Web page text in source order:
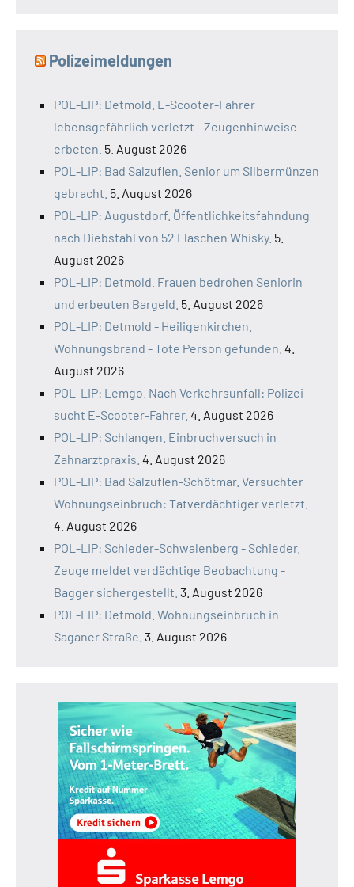
Polizeimeldungen
POL-LIP: Detmold. E-Scooter-Fahrer
lebensgefährlich verletzt - Zeugenhinweise
erbeten. 5. August 2026
POL-LIP: Bad Salzuflen. Senior um Silbermünzen
gebracht. 5. August 2026
POL-LIP: Augustdorf. Öffentlichkeitsfahndung
nach Diebstahl von 52 Flaschen Whisky. 5.
August 2026
POL-LIP: Detmold. Frauen bedrohen Seniorin
und erbeuten Bargeld. 5. August 2026
POL-LIP: Detmold - Heiligenkirchen.
Wohnungsbrand - Tote Person gefunden. 4.
August 2026
POL-LIP: Lemgo. Nach Verkehrsunfall: Polizei
sucht E-Scooter-Fahrer. 4. August 2026
POL-LIP: Schlangen. Einbruchversuch in
Zahnarztpraxis. 4. August 2026
POL-LIP: Bad Salzuflen-Schötmar. Versuchter
Wohnungseinbruch: Tatverdächtiger verletzt.
4. August 2026
POL-LIP: Schieder-Schwalenberg - Schieder.
Zeuge meldet verdächtige Beobachtung -
Bagger sichergestellt. 3. August 2026
POL-LIP: Detmold. Wohnungseinbruch in
Saganer Straße. 3. August 2026